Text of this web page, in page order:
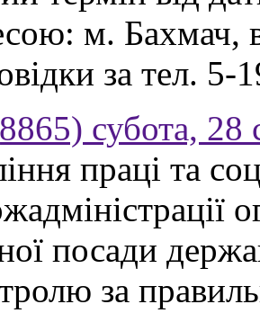
м. Бахмач,
за тел. 5-
субота, 28
праці та
посади
за